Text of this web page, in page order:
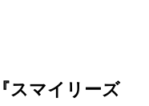
スマイリーズ